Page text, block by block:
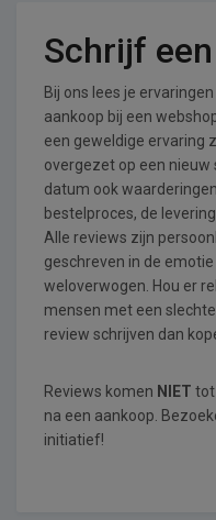
Schrijf
Bij ons lees je
aankoop bij een
een geweldige ervaring
overgezet op een nieuw
datum ook
bestelproces, de
Alle reviews zijn
geschreven in de
weloverwogen. Hou er
mensen met een
review schrijven dan
Reviews komen NIET tot
na een aankoop.
initiatief!